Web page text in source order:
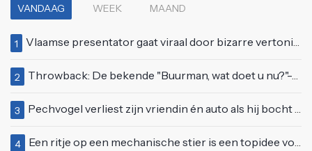
VANDAAG WEEK MAAND
1 Vlaamse presentator gaat viraal door bizarre vertoning op live televisie: "Helemaal stijf van de bloem"
2 Throwback: De bekende "Buurman, wat doet u nu?"-scène uit Flodder met Tatjana Šimić
3 Pechvogel verliest zijn vriendin én auto als hij bocht te scherp neemt
4 Een ritje op een mechanische stier is een topidee voor een eerste date